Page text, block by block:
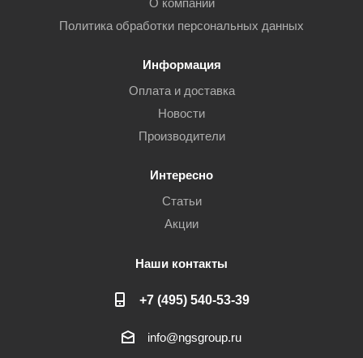
О компании
Политика обработки персональных данных
Информация
Оплата и доставка
Новости
Производители
Интересно
Статьи
Акции
Наши контакты
+7 (495) 540-53-39
info@ngsgroup.ru